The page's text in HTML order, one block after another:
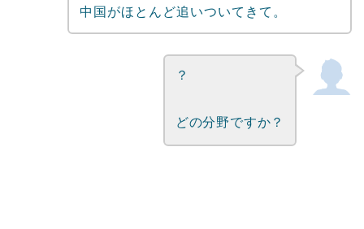
中国がほとんど追いついてきて。
？
どの分野ですか？